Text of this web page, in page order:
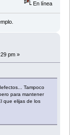
En línea
pm »
Tampoco
para mantener
que elijas de los